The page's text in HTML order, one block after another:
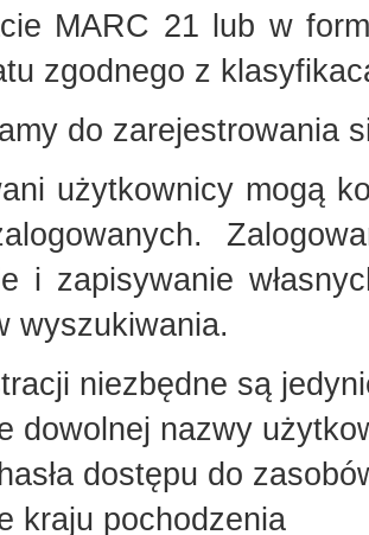
MARC 21 lub w
zgodnego z
do zarejestrowania
użytkownicy mogą
i zapisywanie
wyszukiwania.
niezbędne są
dowolnej nazwy
dostępu do
kraju pochodzenia